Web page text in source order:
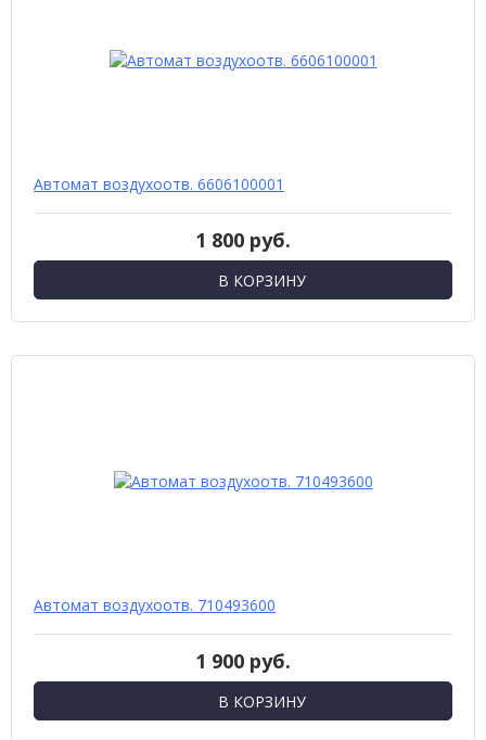
Автомат воздухоотв. 6606100001
1 800 руб.
В КОРЗИНУ
Автомат воздухоотв. 710493600
1 900 руб.
В КОРЗИНУ